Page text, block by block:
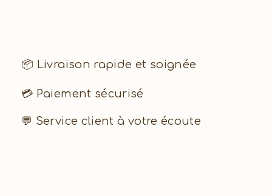
📦 Livraison rapide et soignée
💳 Paiement sécurisé
💬 Service client à votre écoute